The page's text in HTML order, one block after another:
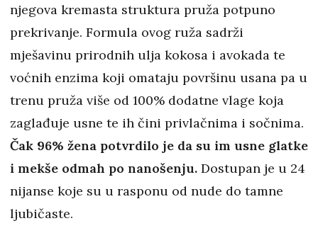
njegova kremasta struktura pruža potpuno
prekrivanje. Formula ovog ruža sadrži
mješavinu prirodnih ulja kokosa i avokada te
voćnih enzima koji omataju površinu usana pa u
trenu pruža više od 100% dodatne vlage koja
zaglađuje usne te ih čini privlačnima i sočnima.
Čak 96% žena potvrdilo je da su im usne glatke
i mekše odmah po nanošenju. Dostupan je u 24
nijanse koje su u rasponu od nude do tamne
ljubičaste.